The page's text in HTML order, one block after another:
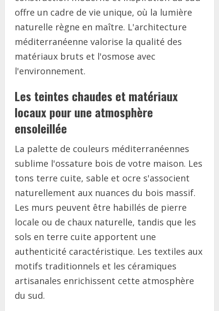
offre un cadre de vie unique, où la lumière
naturelle règne en maître. L'architecture
méditerranéenne valorise la qualité des
matériaux bruts et l'osmose avec
l'environnement.
Les teintes chaudes et matériaux
locaux pour une atmosphère
ensoleillée
La palette de couleurs méditerranéennes
sublime l'ossature bois de votre maison. Les
tons terre cuite, sable et ocre s'associent
naturellement aux nuances du bois massif.
Les murs peuvent être habillés de pierre
locale ou de chaux naturelle, tandis que les
sols en terre cuite apportent une
authenticité caractéristique. Les textiles aux
motifs traditionnels et les céramiques
artisanales enrichissent cette atmosphère
du sud.